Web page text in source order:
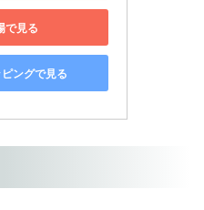
で見る
ングで見る